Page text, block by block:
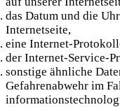
das Datum und die
Internetseite,
eine Internet-
der Internet-Service-
sonstige ähnliche
Gefahrenabwehr im